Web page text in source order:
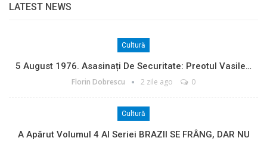
LATEST NEWS
Cultură
5 August 1976. Asasinați De Securitate: Preotul Vasile…
Florin Dobrescu 2 zile ago 0
Cultură
A Apărut Volumul 4 Al Seriei BRAZII SE FRÂNG, DAR NU